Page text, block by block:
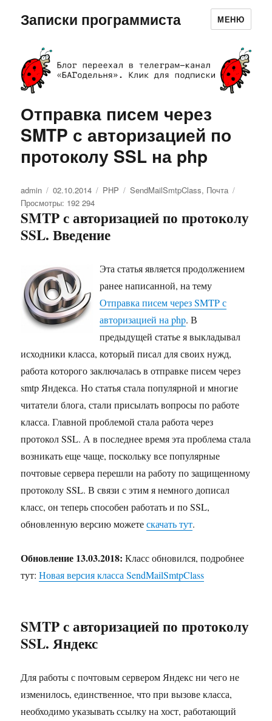
Записки программиста МЕНЮ
Отправка писем через
SMTP с авторизацией по
протоколу SSL на php
Автор
admin Опубликовано
02.10.2014 Рубрики
PHP Метки
SendMailSmtpClass, Почта
Просмотры: 192 294
SMTP с авторизацией по протоколу
SSL. Введение
Эта статья является продолжением
ранее написанной, на тему
Отправка писем через SMTP с
авторизацией на php. В
предыдущей статье я выкладывал
исходники класса, который писал для своих нужд,
работа которого заключалась в отправке писем через
smtp Яндекса. Но статья стала популярной и многие
читатели блога, стали присылать вопросы по работе
класса. Главной проблемой стала работа через
протокол SSL. А в последнее время эта проблема стала
возникать еще чаще, поскольку все популярные
почтовые сервера перешли на работу по защищенному
протоколу SSL. В связи с этим я немного дописал
класс, он теперь способен работать и по SSL,
обновленную версию можетескачать тут.
Обновление 13.03.2018:Класс обновился, подробнее
тут:Новая версия класса SendMailSmtpClass
SMTP с авторизацией по протоколу
SSL. Яндекс
Для работы с почтовым сервером Яндекс ни чего не
изменилось, единственное, что при вызове класса,
необходимо указывать ссылку на хост, работающий